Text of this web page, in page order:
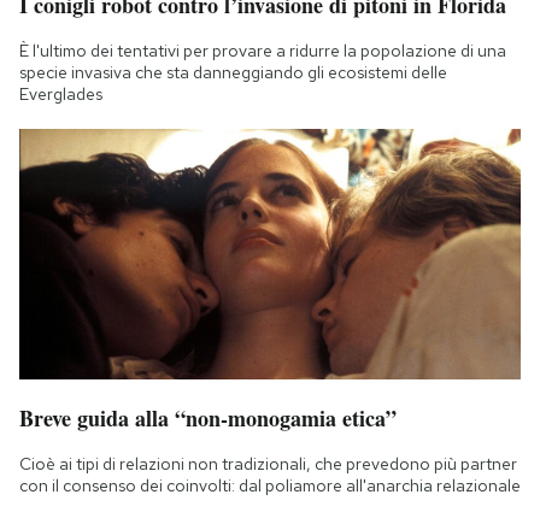
È l'ultimo dei tentativi per provare a ridurre la popolazione di una
specie invasiva che sta danneggiando gli ecosistemi delle
Everglades
Breve guida alla “non-monogamia etica”
Cioè ai tipi di relazioni non tradizionali, che prevedono più partner
con il consenso dei coinvolti: dal poliamore all'anarchia relazionale